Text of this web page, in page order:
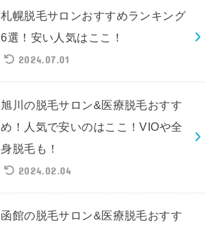
札幌脱毛サロンおすすめランキング
6選！安い人気はここ！
2024.07.01
旭川の脱毛サロン&医療脱毛おすす
め！人気で安いのはここ！VIOや全
身脱毛も！
2024.02.04
函館の脱毛サロン&医療脱毛おすす